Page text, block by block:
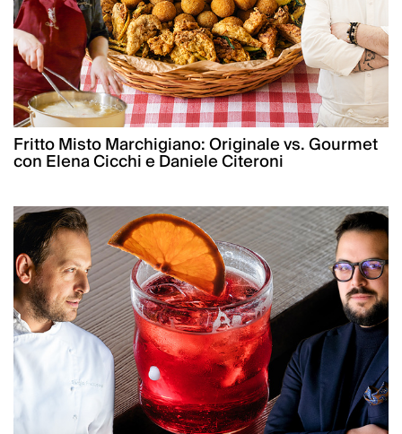
Fritto Misto Marchigiano: Originale vs. Gourmet
con Elena Cicchi e Daniele Citeroni